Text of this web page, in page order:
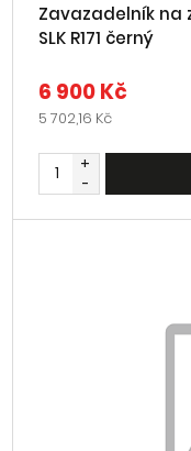
Zavazadelník na
SLK R171 černý
6 900 Kč
5 702,16 Kč
+
-